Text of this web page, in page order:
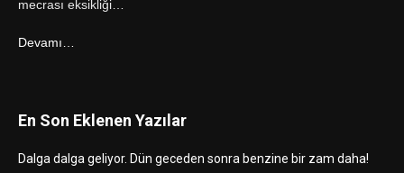
mecrası eksikliği…
Devamı…
En Son Eklenen Yazılar
Dalga dalga geliyor. Dün geceden sonra benzine bir zam daha!